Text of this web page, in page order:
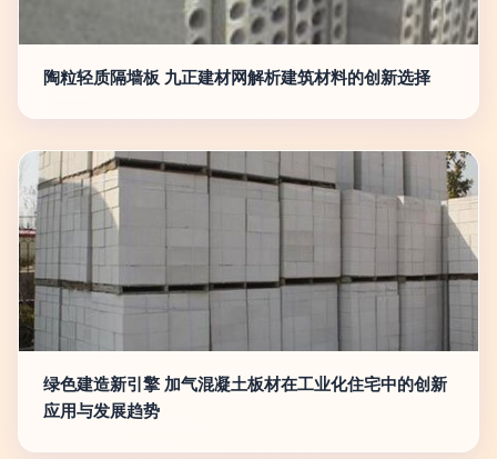
陶粒轻质隔墙板 九正建材网解析建筑材料的创新选择
绿色建造新引擎 加气混凝土板材在工业化住宅中的创新
应用与发展趋势